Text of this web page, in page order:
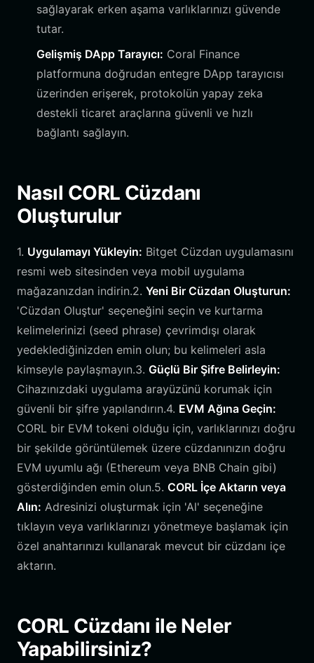
sağlayarak erken aşama varlıklarınızı güvende
tutar.
Gelişmiş DApp Tarayıcı: Coral Finance
platformuna doğrudan entegre DApp tarayıcısı
üzerinden erişerek, protokolün yapay zeka
destekli ticaret araçlarına güvenli ve hızlı
bağlantı sağlayın.
Nasıl CORL Cüzdanı
Oluşturulur
1. Uygulamayı Yükleyin: Bitget Cüzdan uygulamasını
resmi web sitesinden veya mobil uygulama
mağazanızdan indirin.2. Yeni Bir Cüzdan Oluşturun:
'Cüzdan Oluştur' seçeneğini seçin ve kurtarma
kelimelerinizi (seed phrase) çevrimdışı olarak
yedeklediğinizden emin olun; bu kelimeleri asla
kimseyle paylaşmayın.3. Güçlü Bir Şifre Belirleyin:
Cihazınızdaki uygulama arayüzünü korumak için
güvenli bir şifre yapılandırın.4. EVM Ağına Geçin:
CORL bir EVM tokeni olduğu için, varlıklarınızı doğru
bir şekilde görüntülemek üzere cüzdanınızın doğru
EVM uyumlu ağı (Ethereum veya BNB Chain gibi)
gösterdiğinden emin olun.5. CORL İçe Aktarın veya
Alın: Adresinizi oluşturmak için 'Al' seçeneğine
tıklayın veya varlıklarınızı yönetmeye başlamak için
özel anahtarınızı kullanarak mevcut bir cüzdanı içe
aktarın.
CORL Cüzdanı ile Neler
Yapabilirsiniz?